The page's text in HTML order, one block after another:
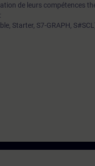
de leurs compétences
Starter, S7-GRAPH,